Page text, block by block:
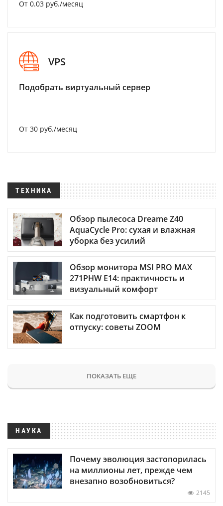
От 0.03 руб./месяц
VPS
Подобрать виртуальный сервер
От 30 руб./месяц
ТЕХНИКА
Обзор пылесоса Dreame Z40
AquaCycle Pro: сухая и влажная
уборка без усилий
Обзор монитора MSI PRO MAX
271PHW E14: практичность и
визуальный комфорт
Как подготовить смартфон к
отпуску: советы ZOOM
ПОКАЗАТЬ ЕЩЕ
НАУКА
Почему эволюция застопорилась
на миллионы лет, прежде чем
внезапно возобновиться?
2145